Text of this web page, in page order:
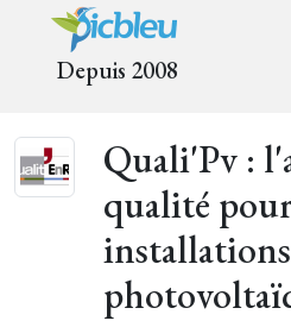
Depuis 2008
Quali'Pv :
qualité
installations